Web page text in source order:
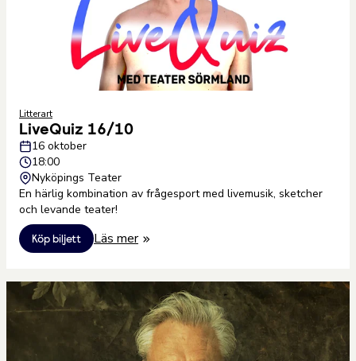
Litterart
LiveQuiz 16/10
16 oktober
18:00
Nyköpings Teater
En härlig kombination av frågesport med livemusik, sketcher
och levande teater!
Köp biljett Läs mer